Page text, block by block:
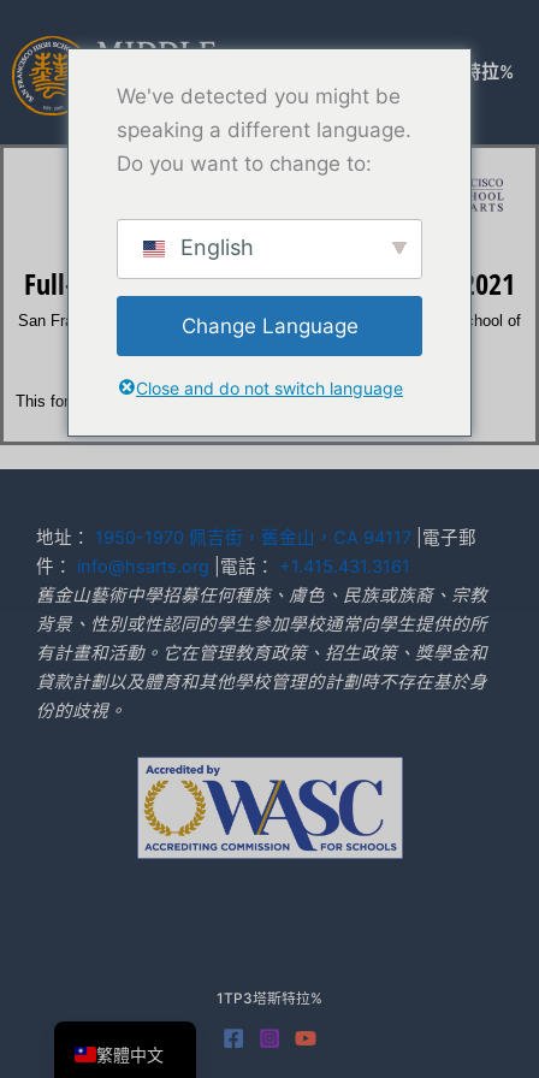
主
要
1TP3塔斯特拉%
地址： 1950-1970 佩吉街，舊金山，CA 94117 |電子郵
件： info@hsarts.org |電話： +1.415.431.3161
舊金山藝術中學招募任何種族、膚色、民族或族裔、宗教
背景、性別或性認同的學生參加學校通常向學生提供的所
有計畫和活動。它在管理教育政策、招生政策、獎學金和
貸款計劃以及體育和其他學校管理的計劃時不存在基於身
份的歧視。
1TP3塔斯特拉%
We've detected you might be
speaking a different language.
Do you want to change to:
English
Change Language
Close and do not switch language
繁體中文